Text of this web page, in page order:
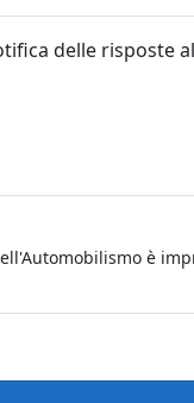
delle risposte